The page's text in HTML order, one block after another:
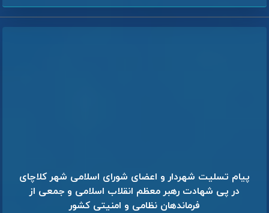
پیام تسلیت شهردار و اعضای شورای اسلامی شهر کلاچای
در پی شهادت رهبر معظم انقلاب اسلامی و جمعی از
فرماندهان نظامی و امنیتی کشور